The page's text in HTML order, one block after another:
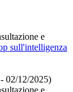
e
sull'intelligenza
02/12/2025)